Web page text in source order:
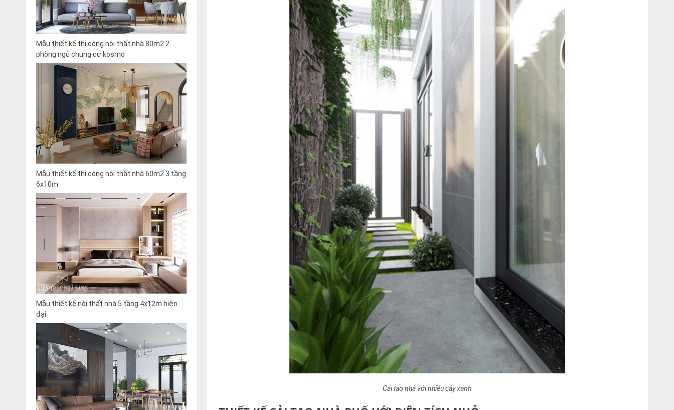
Cải tạo nhà với nhiều cây xanh
Mẫu thiết kế thi công nội thất nhà 80m2 2
phòng ngủ chung cư kosmo
Mẫu thiết kế thi công nội thất nhà 60m2 3 tầng
6x10m
Mẫu thiết kế nội thất nhà 5 tầng 4x12m hiện
đại